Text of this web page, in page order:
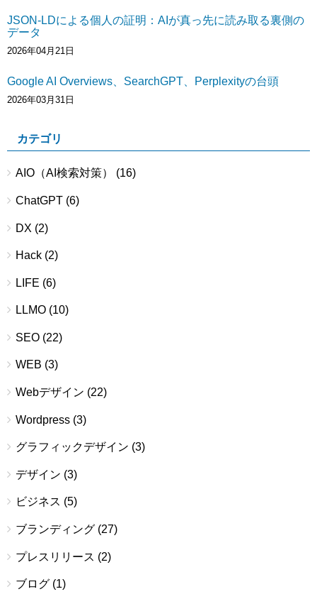
JSON-LDによる個人の証明：AIが真っ先に読み取る裏側の
データ
2026年04月21日
Google AI Overviews、SearchGPT、Perplexityの台頭
2026年03月31日
カテゴリ
AIO（AI検索対策） (16)
ChatGPT (6)
DX (2)
Hack (2)
LIFE (6)
LLMO (10)
SEO (22)
WEB (3)
Webデザイン (22)
Wordpress (3)
グラフィックデザイン (3)
デザイン (3)
ビジネス (5)
ブランディング (27)
プレスリリース (2)
ブログ (1)